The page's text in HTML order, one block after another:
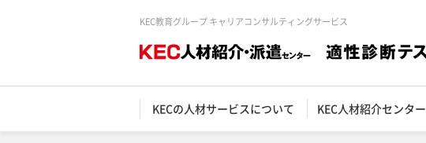
KEC教育グループ キャリアコンサルティングサービス
KECの人材サービスについて KEC人材紹介センター